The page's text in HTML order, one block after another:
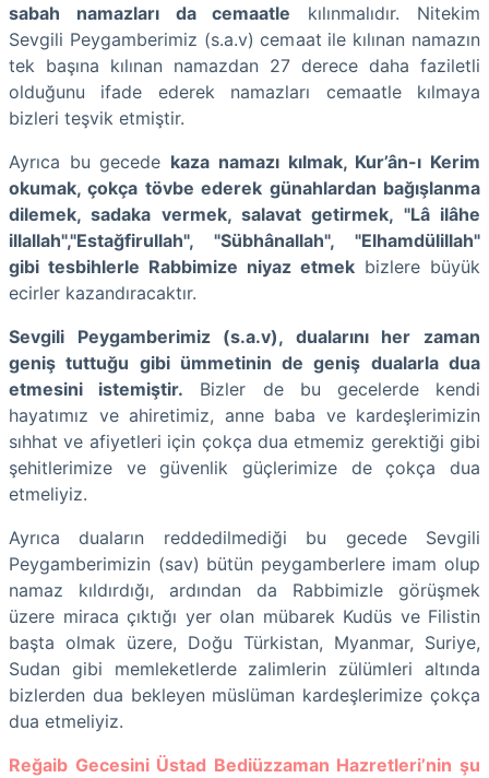
sabah namazları da cemaatle kılınmalıdır. Nitekim
Sevgili Peygamberimiz (s.a.v) cemaat ile kılınan namazın
tek başına kılınan namazdan 27 derece daha faziletli
olduğunu ifade ederek namazları cemaatle kılmaya
bizleri teşvik etmiştir.
Ayrıca bu gecede kaza namazı kılmak, Kur’ân-ı Kerim
okumak, çokça tövbe ederek günahlardan bağışlanma
dilemek, sadaka vermek, salavat getirmek, "Lâ ilâhe
illallah","Estağfirullah", "Sübhânallah", "Elhamdülillah"
gibi tesbihlerle Rabbimize niyaz etmek bizlere büyük
ecirler kazandıracaktır.
Sevgili Peygamberimiz (s.a.v), dualarını her zaman
geniş tuttuğu gibi ümmetinin de geniş dualarla dua
etmesini istemiştir. Bizler de bu gecelerde kendi
hayatımız ve ahiretimiz, anne baba ve kardeşlerimizin
sıhhat ve afiyetleri için çokça dua etmemiz gerektiği gibi
şehitlerimize ve güvenlik güçlerimize de çokça dua
etmeliyiz.
Ayrıca duaların reddedilmediği bu gecede Sevgili
Peygamberimizin (sav) bütün peygamberlere imam olup
namaz kıldırdığı, ardından da Rabbimizle görüşmek
üzere miraca çıktığı yer olan mübarek Kudüs ve Filistin
başta olmak üzere, Doğu Türkistan, Myanmar, Suriye,
Sudan gibi memleketlerde zalimlerin zülümleri altında
bizlerden dua bekleyen müslüman kardeşlerimize çokça
dua etmeliyiz.
Reğaib Gecesini Üstad Bediüzzaman Hazretleri’nin şu